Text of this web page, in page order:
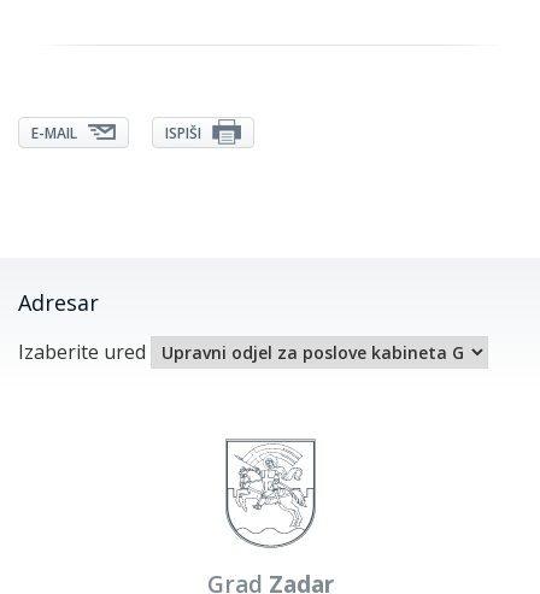
E-MAIL ISPIŠI
Adresar
Izaberite ured
Grad Zadar